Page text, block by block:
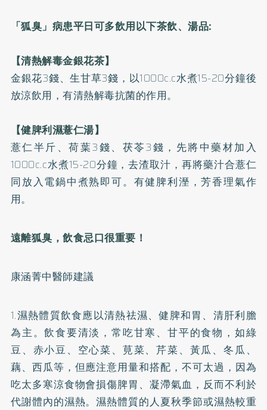
「狐臭」病患平日可多飲用以下茶飲、湯品:
【清熱解毒金銀花茶】
金銀花3錢、生甘草3錢，以1000c.c水煮15-20分鐘後
放涼飲用，有清熱解毒抗菌的作用。
【健脾利濕薏仁湯】
薏仁半斤、荷葉3錢、茯苓3錢，先將中藥材加入
1000c.c水煮15-20分鐘，去渣取汁，再將藥汁合薏仁
同放入電鍋中煮熟即可。有健脾利溼，芳香理氣作
用。
遠離狐臭，飲食忌口很重要！
康涵菁中醫師建議
1.濕熱體質飲食應以清熱祛濕、健脾和胃、清肝利膽
為主。飲食要清淡，常吃甘寒、甘平的食物，如綠
豆、赤小豆、空心菜、莧菜、芹菜、黃瓜、冬瓜、
藕、西瓜等，但應注意用量和搭配，不可太過，因為
吃太多寒涼食物會損傷脾胃、凝滯氣血，反而不利於
代謝體內的濕熱。濕熱體質的人夏秋季節或濕熱較重